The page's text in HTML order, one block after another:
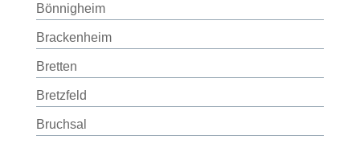
Bönnigheim
Brackenheim
Bretten
Bretzfeld
Bruchsal